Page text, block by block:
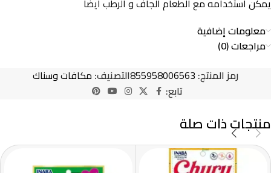
يمكن استخدامه مع الطعام الجاف و الرطب ايضا
معلومات إضافية
مراجعات (0)
رمز المنتج: 855958006563التصنيف: مكافات وسناك
تابع:
منتجات ذات صلة